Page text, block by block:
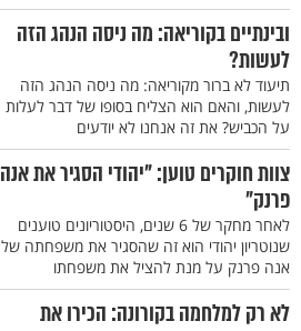
ובינתיים בקוריאה: מה ניסה הנהג הזה
לעשות?
תיעוד לא ברור מקוריאה: מה ניסה הנהג הזה
לעשות, והאם הוא הצליח בסופו של דבר לעלות
על הכביש? את זה אנחנו לא יודעים
צוות חוקרים טוען: "יהודי הסגיר את אנה
פרנק"
לאחר מחקר של 6 שנים, היסטוריונים טוענים
שנוטריון יהודי הוא זה שהסגיר את משפחתה של
אנה פרנק על מנת להציל את משפחתו
לא רק למלחמה בקורונה: הכירו את